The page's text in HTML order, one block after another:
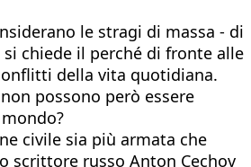
le stragi di massa - di
chiede il perché di fronte alle
della vita quotidiana.
possono però essere
civile sia più armata che
scrittore russo Anton Cechov